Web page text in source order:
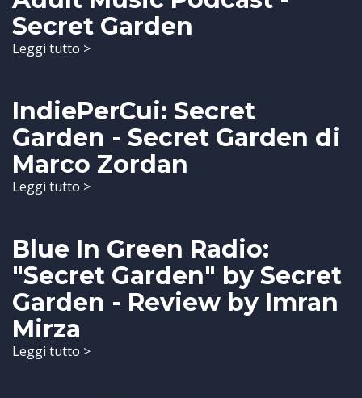
Secret Garden
Leggi tutto >
IndiePerCui: Secret
Garden - Secret Garden di
Marco Zordan
Leggi tutto >
Blue In Green Radio:
"Secret Garden" by Secret
Garden - Review by Imran
Mirza
Leggi tutto >